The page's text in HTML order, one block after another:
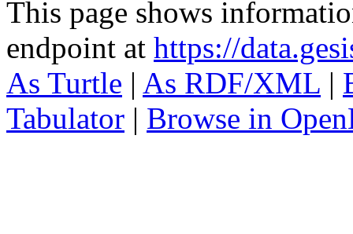
This page shows
endpoint at https://
As Turtle | As RDF/XML |
Tabulator | Browse in